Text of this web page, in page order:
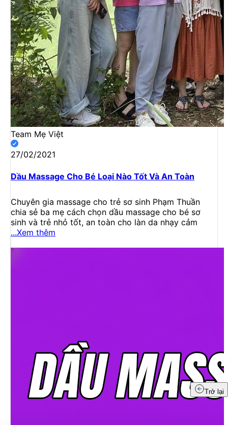
Trở lại
Team Mẹ Việt
27/02/2021
Dầu Massage Cho Bé Loại Nào Tốt Và An Toàn
Chuyên gia massage cho trẻ sơ sinh Phạm Thuần
chia sẻ ba mẹ cách chọn dầu massage cho bé sơ
sinh và trẻ nhỏ tốt, an toàn cho làn da nhạy cảm
...Xem thêm